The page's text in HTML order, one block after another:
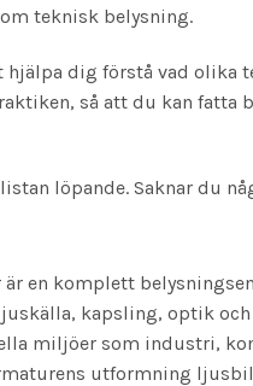
teknisk belysning.
hjälpa dig förstå vad olika
så att du kan fatta
löpande. Saknar du
är en komplett
kapsling, optik
miljöer som industri,
utformning